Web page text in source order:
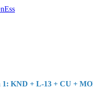
KND + L-13 + CU +